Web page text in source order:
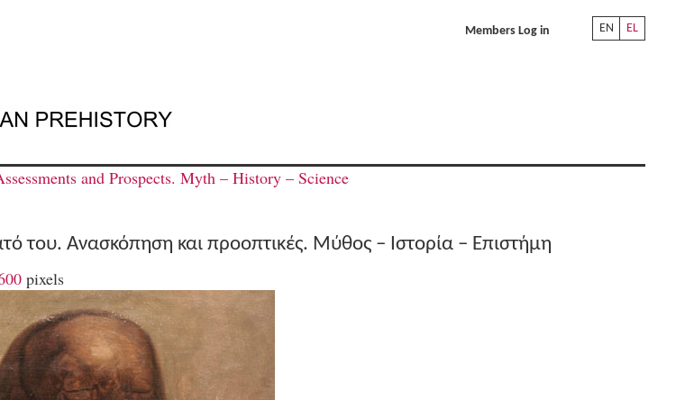
EN EL
Members Log in
and Prospects. Myth – History – Science
του. Aνασκόπηση και προοπτικές. Μύθος – Ιστορία – Επιστήμη
pixels